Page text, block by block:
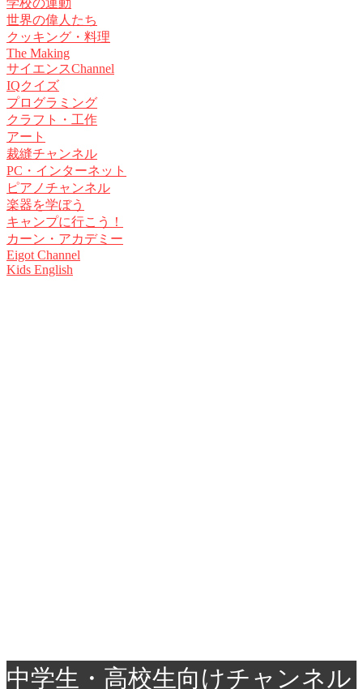
世界の偉人たち
クッキング・料理
The Making
サイエンスChannel
IQクイズ
プログラミング
クラフト・工作
アート
裁縫チャンネル
PC・インターネット
ピアノチャンネル
楽器を学ぼう
キャンプに行こう！
カーン・アカデミー
Eigot Channel
Kids English
中学生・高校生向けチャンネル